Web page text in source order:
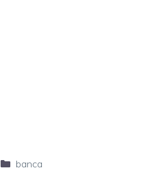
Categorie
banca